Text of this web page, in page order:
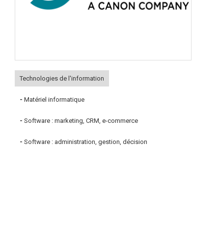
Technologies de l'information
- Matériel informatique
- Software : marketing, CRM, e-commerce
- Software : administration, gestion, décision